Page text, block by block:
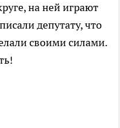
на ней играют
депутату, что
своими силами.